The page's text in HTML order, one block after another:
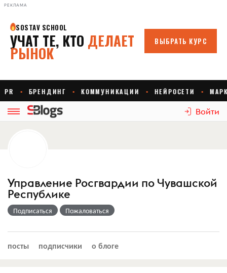
РЕКЛАМА
Войти
Управление Росгвардии по Чувашской
Республике
Подписаться Пожаловаться
посты подписчики о блоге